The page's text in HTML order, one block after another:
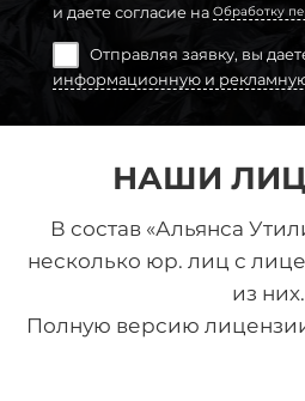
и даете согласие на Обработку
Отправляя заявку, вы
информационную и
НАШИ
В состав «Альянса
несколько юр. лиц с
из них.
Полную версию